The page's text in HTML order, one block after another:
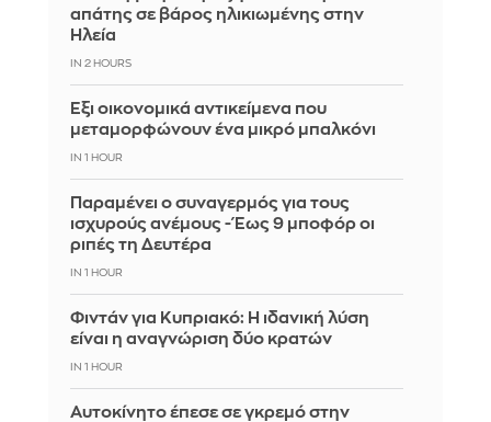
απάτης σε βάρος ηλικιωμένης στην
Ηλεία
IN 2 HOURS
Έξι οικονομικά αντικείμενα που
μεταμορφώνουν ένα μικρό μπαλκόνι
IN 1 HOUR
Παραμένει ο συναγερμός για τους
ισχυρούς ανέμους - Έως 9 μποφόρ οι
ριπές τη Δευτέρα
IN 1 HOUR
Φιντάν για Κυπριακό: Η ιδανική λύση
είναι η αναγνώριση δύο κρατών
IN 1 HOUR
Αυτοκίνητο έπεσε σε γκρεμό στην